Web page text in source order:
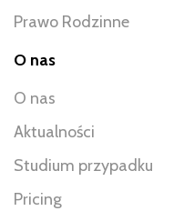
Prawo Rodzinne
O nas
O nas
Aktualności
Studium przypadku
Pricing